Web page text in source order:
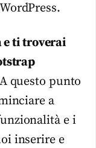
ti troverai
questo punto
a
e i
inserire e